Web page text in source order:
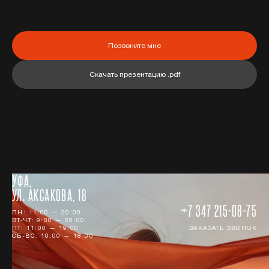
Позвоните мне
Скачать презентацию .pdf
УФА,
УЛ. АКСАКОВА, 18
ПН: 11:00 — 20:00
ВТ-ЧТ: 9:00 — 20:00
ПТ: 11:00 — 19:00
СБ-ВС: 10:00 — 18:00
+7 347 215-08-75
ЗАКАЗАТЬ ЗВОНОК